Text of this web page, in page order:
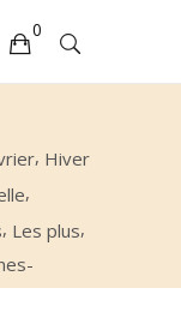
0
, Hiver
,
, Les plus,